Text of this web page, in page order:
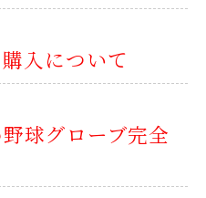
入について
球グローブ完全